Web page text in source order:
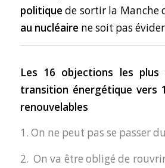
politique de sortir la Manche
au nucléaire ne soit pas
Les 16 objections les
transition énergétique vers
renouvelables
1. On ne peut pas se passer
2. On va être obligé de